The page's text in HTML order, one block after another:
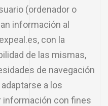
(ordenador o
información al
con la
de las mismas,
de navegación
a los
información con fines